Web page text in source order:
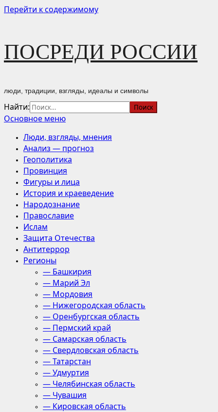
Перейти к содержимому
ПОСРЕДИ РОССИИ
люди, традиции, взгляды, идеалы и символы
Найти:
Основное меню
Люди, взгляды, мнения
Анализ — прогноз
Геополитика
Провинция
Фигуры и лица
История и краеведение
Народознание
Православие
Ислам
Защита Отечества
Антитеррор
Регионы
— Башкирия
— Марий Эл
— Мордовия
— Нижегородская область
— Оренбургская область
— Пермский край
— Самарская область
— Свердловская область
— Татарстан
— Удмуртия
— Челябинская область
— Чувашия
— Кировская область